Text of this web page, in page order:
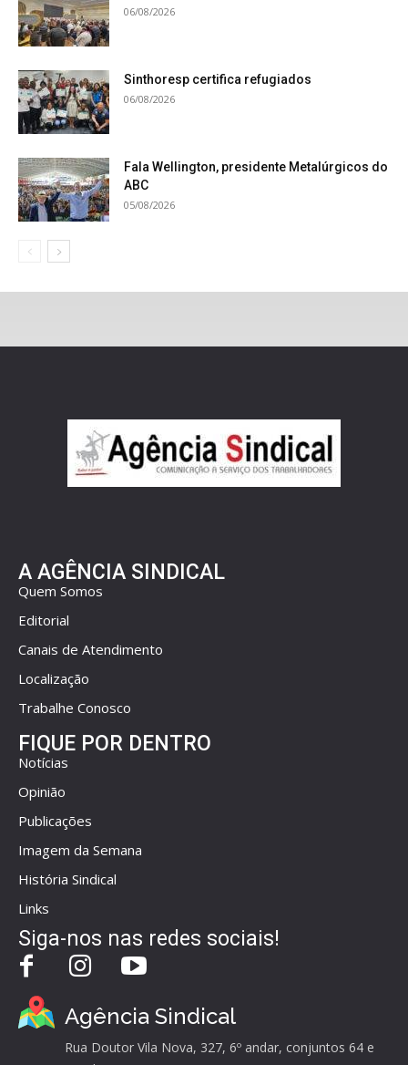
06/08/2026
Sinthoresp certifica refugiados
06/08/2026
Fala Wellington, presidente Metalúrgicos do
ABC
05/08/2026
A AGÊNCIA SINDICAL
Quem Somos
Editorial
Canais de Atendimento
Localização
Trabalhe Conosco
FIQUE POR DENTRO
Notícias
Opinião
Publicações
Imagem da Semana
História Sindical
Links
Siga-nos nas redes sociais!
Agência Sindical
Rua Doutor Vila Nova, 327, 6º andar, conjuntos 64 e